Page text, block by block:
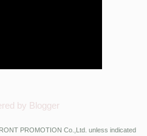
by Blogger
PROMOTION Co.,Ltd. unless indicated